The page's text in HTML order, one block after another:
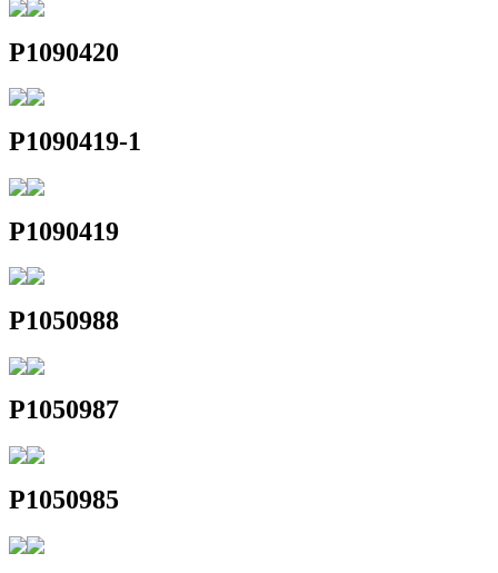
P1090420
P1090419-1
P1090419
P1050988
P1050987
P1050985